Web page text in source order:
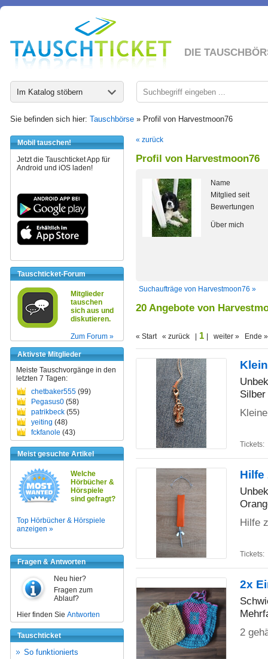
DIE
Im Katalog stöbern
Sie befinden sich hier: Tauschbörse » Profil von Harvestmoon76
Mobil tauschen!
Jetzt die Tauschticket App für
Android und iOS laden!
Tauschticket-Forum
Mitglieder
tauschen
sich aus und
diskutieren.
Zum Forum »
Aktivste Mitglieder
Meiste Tauschvorgänge in den
letzten 7 Tagen:
chetbaker555 (99)
Pegasus0 (58)
patrikbeck (55)
yeiting (48)
fckfanole (43)
Meist gesuchte Artikel
Welche
Hörbücher &
Hörspiele
sind gefragt?
Top Hörbücher & Hörspiele
anzeigen »
Fragen & Antworten
Neu hier?
Fragen zum
Ablauf?
Hier finden Sie Antworten
Tauschticket
So funktionierts
« zurück
Profil von Harvestmoon76
Name
Mitglied seit
Bewertungen
Über mich
Suchaufträge von Harvestmoon76 »
20 Angebote von
« Start « zurück | 1 | weiter » Ende »
Silber
Tickets:
Hilfe
Hilfe
Tickets:
2x
2